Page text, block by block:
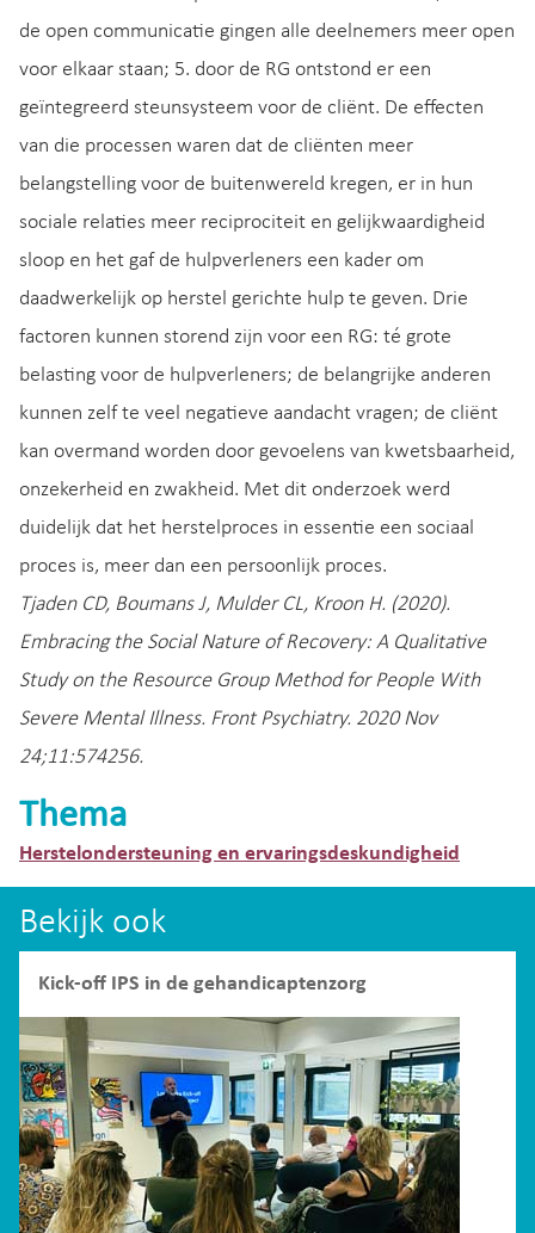
de open communicatie gingen alle deelnemers meer open
voor elkaar staan; 5. door de RG ontstond er een
geïntegreerd steunsysteem voor de cliënt. De effecten
van die processen waren dat de cliënten meer
belangstelling voor de buitenwereld kregen, er in hun
sociale relaties meer reciprociteit en gelijkwaardigheid
sloop en het gaf de hulpverleners een kader om
daadwerkelijk op herstel gerichte hulp te geven. Drie
factoren kunnen storend zijn voor een RG: té grote
belasting voor de hulpverleners; de belangrijke anderen
kunnen zelf te veel negatieve aandacht vragen; de cliënt
kan overmand worden door gevoelens van kwetsbaarheid,
onzekerheid en zwakheid. Met dit onderzoek werd
duidelijk dat het herstelproces in essentie een sociaal
proces is, meer dan een persoonlijk proces.
Tjaden CD, Boumans J, Mulder CL, Kroon H. (2020).
Embracing the Social Nature of Recovery: A Qualitative
Study on the Resource Group Method for People With
Severe Mental Illness. Front Psychiatry. 2020 Nov
24;11:574256.
Thema
Herstelondersteuning en ervaringsdeskundigheid
Bekijk ook
Kick-off IPS in de gehandicaptenzorg